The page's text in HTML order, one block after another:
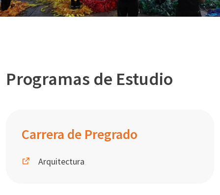
Programas de Estudio
Carrera de Pregrado
Arquitectura